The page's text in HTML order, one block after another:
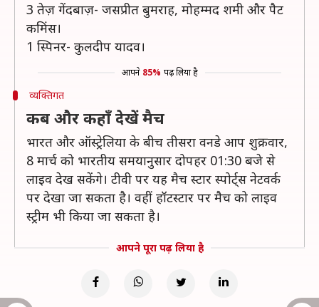
3 तेज़ गेंदबाज़- जसप्रीत बुमराह, मोहम्मद शमी और पैट
कमिंस।
1 स्पिनर- कुलदीप यादव।
आपने 85% पढ़ लिया है
व्यक्तिगत
कब और कहाँ देखें मैच
भारत और ऑस्ट्रेलिया के बीच तीसरा वनडे आप शुक्रवार,
8 मार्च को भारतीय समयानुसार दोपहर 01:30 बजे से
लाइव देख सकेंगे। टीवी पर यह मैच स्टार स्पोर्ट्स नेटवर्क
पर देखा जा सकता है। वहीं हॉटस्टार पर मैच को लाइव
स्ट्रीम भी किया जा सकता है।
आपने पूरा पढ़ लिया है